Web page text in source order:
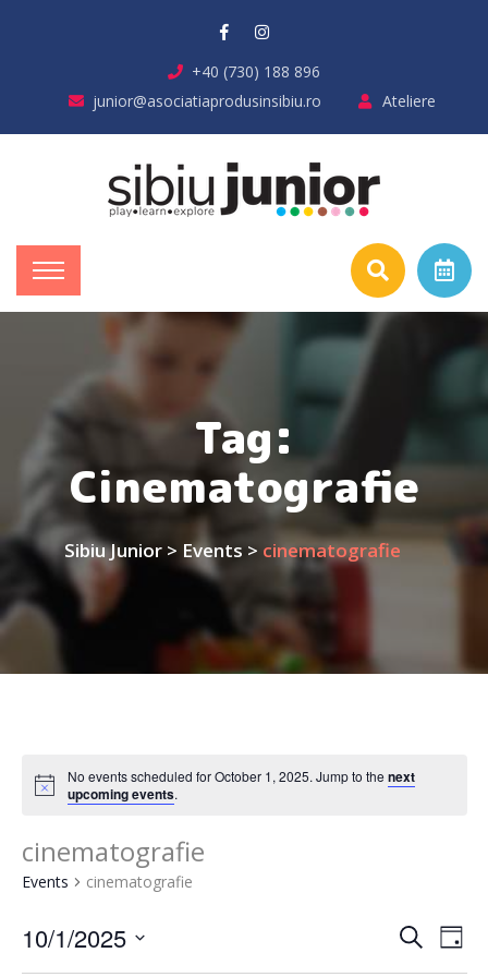
+40 (730) 188 896
junior@asociatiaprodusinsibiu.ro
Ateliere
Tag:
Cinematografie
Sibiu Junior > Events > cinematografie
No events scheduled for October 1, 2025. Jump to the next
upcoming events.
cinematografie
Events cinematografie
SearchDay
10/1/2025
Select